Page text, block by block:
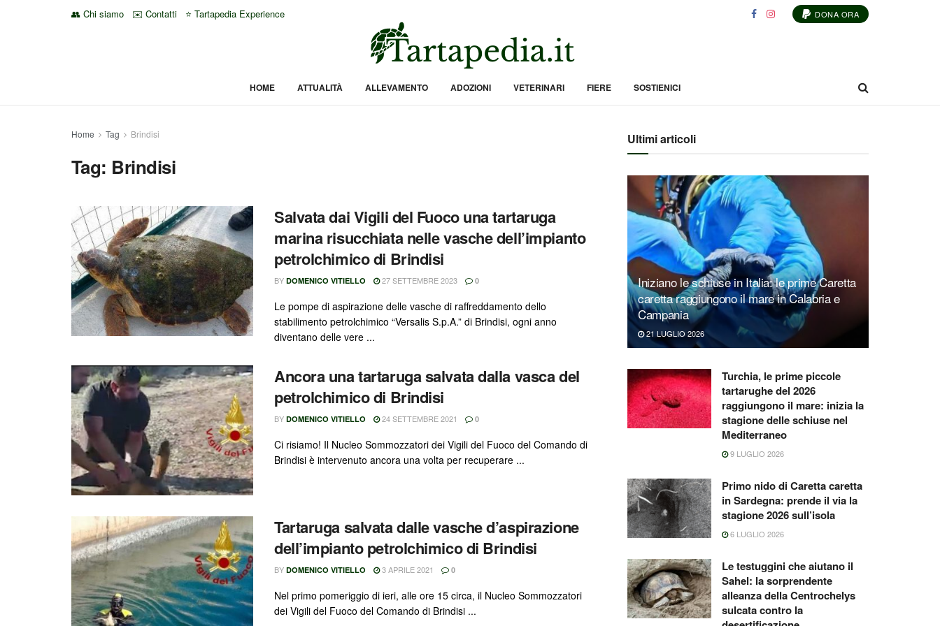
👥 Chi siamo ✉️ Contatti ⭐ Tartapedia Experience DONA ORA
HOME ATTUALITÀ ALLEVAMENTO ADOZIONI VETERINARI FIERE SOSTIENICI
Home Tag Brindisi
Tag: Brindisi
Salvata dai Vigili del Fuoco una tartaruga
marina risucchiata nelle vasche dell’impianto
petrolchimico di Brindisi
BY DOMENICO VITIELLO 27 SETTEMBRE 2023 0
Le pompe di aspirazione delle vasche di raffreddamento dello
stabilimento petrolchimico “Versalis S.p.A.” di Brindisi, ogni anno
diventano delle vere ...
Ancora una tartaruga salvata dalla vasca del
petrolchimico di Brindisi
BY DOMENICO VITIELLO 24 SETTEMBRE 2021 0
Ci risiamo! Il Nucleo Sommozzatori dei Vigili del Fuoco del Comando di
Brindisi è intervenuto ancora una volta per recuperare ...
Tartaruga salvata dalle vasche d’aspirazione
dell’impianto petrolchimico di Brindisi
BY DOMENICO VITIELLO 3 APRILE 2021 0
Nel primo pomeriggio di ieri, alle ore 15 circa, il Nucleo Sommozzatori
dei Vigili del Fuoco del Comando di Brindisi ...
Ultimi articoli
Iniziano le schiuse in Italia: le prime Caretta
caretta raggiungono il mare in Calabria e
Campania
21 LUGLIO 2026
Turchia, le prime piccole
tartarughe del 2026
raggiungono il mare: inizia la
stagione delle schiuse nel
Mediterraneo
9 LUGLIO 2026
Primo nido di Caretta caretta
in Sardegna: prende il via la
stagione 2026 sull’isola
6 LUGLIO 2026
Le testuggini che aiutano il
Sahel: la sorprendente
alleanza della Centrochelys
sulcata contro la